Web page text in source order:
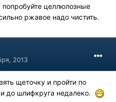
целлюлозные
ржавое надо чистить.
2013
щеточку и пройти по
до шлифкруга недалеко.